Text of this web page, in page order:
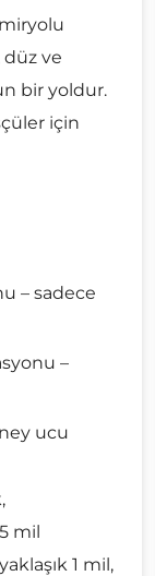
düz ve
bir yoldur.
için
– sadece
–
ucu
mil
1 mil,